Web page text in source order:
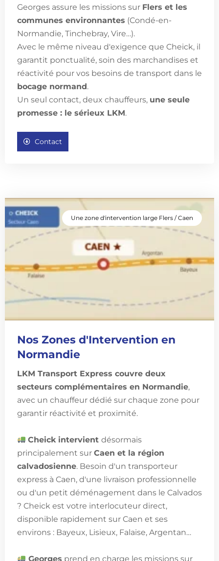
Georges assure les missions sur Flers et les
communes environnantes (Condé-en-
Normandie, Tinchebray, Vire…).
Avec le même niveau d'exigence que Cheick, il
garantit ponctualité, soin des marchandises et
réactivité pour vos besoins de transport dans le
bocage normand.
Un seul contact, deux chauffeurs, une seule
promesse : le sérieux LKM.
Contact
Une zone d'intervention large Flers / Caen
Nos Zones d'Intervention en
Normandie
LKM Transport Express couvre deux
secteurs complémentaires en Normandie,
avec un chauffeur dédié sur chaque zone pour
garantir réactivité et proximité.
Cheick intervientdésormais
principalement sur Caen et la région
calvadosienne. Besoin d'un transporteur
express à Caen, d'une livraison professionnelle
ou d'un petit déménagement dans le Calvados
? Cheick est votre interlocuteur direct,
disponible rapidement sur Caen et ses
environs : Bayeux, Lisieux, Falaise, Argentan…
Georges prend en charge les missions sur